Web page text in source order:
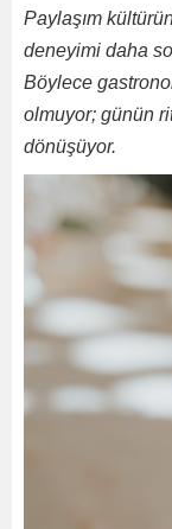
Paylaşım
deneyimi daha
Böylece
olmuyor; günün
dönüşüyor.